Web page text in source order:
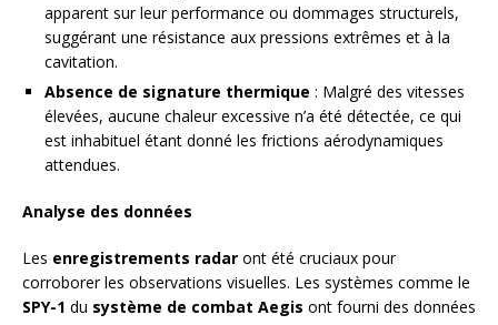
apparent sur leur performance ou dommages structurels,
suggérant une résistance aux pressions extrêmes et à la
cavitation.
Absence de signature thermique : Malgré des vitesses
élevées, aucune chaleur excessive n’a été détectée, ce qui
est inhabituel étant donné les frictions aérodynamiques
attendues.
Analyse des données
Les enregistrements radar ont été cruciaux pour
corroborer les observations visuelles. Les systèmes comme le
SPY-1 du système de combat Aegis ont fourni des données